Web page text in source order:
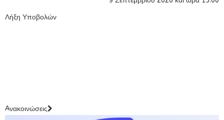
Λήξη Υποβολών
Aνακοινώσεις